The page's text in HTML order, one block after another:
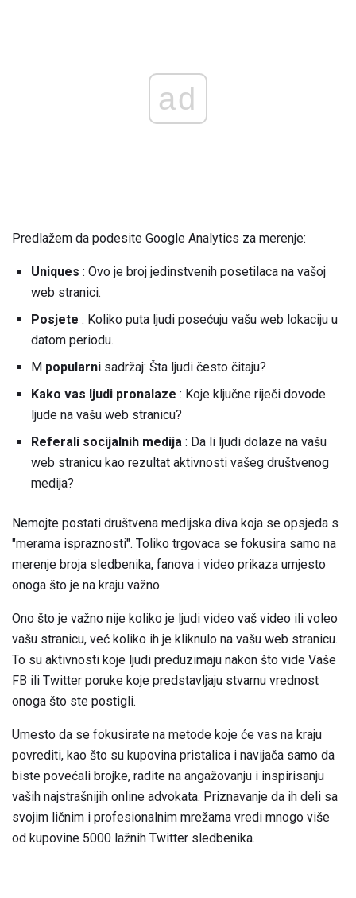
ad
Predlažem da podesite Google Analytics za merenje:
Uniques : Ovo je broj jedinstvenih posetilaca na vašoj
web stranici.
Posjete : Koliko puta ljudi posećuju vašu web lokaciju u
datom periodu.
M popularni sadržaj: Šta ljudi često čitaju?
Kako vas ljudi pronalaze : Koje ključne riječi dovode
ljude na vašu web stranicu?
Referali socijalnih medija : Da li ljudi dolaze na vašu
web stranicu kao rezultat aktivnosti vašeg društvenog
medija?
Nemojte postati društvena medijska diva koja se opsjeda s
"merama ispraznosti". Toliko trgovaca se fokusira samo na
merenje broja sledbenika, fanova i video prikaza umjesto
onoga što je na kraju važno.
Ono što je važno nije koliko je ljudi video vaš video ili voleo
vašu stranicu, već koliko ih je kliknulo na vašu web stranicu.
To su aktivnosti koje ljudi preduzimaju nakon što vide Vaše
FB ili Twitter poruke koje predstavljaju stvarnu vrednost
onoga što ste postigli.
Umesto da se fokusirate na metode koje će vas na kraju
povrediti, kao što su kupovina pristalica i navijača samo da
biste povećali brojke, radite na angažovanju i inspirisanju
vaših najstrašnijih online advokata. Priznavanje da ih deli sa
svojim ličnim i profesionalnim mrežama vredi mnogo više
od kupovine 5000 lažnih Twitter sledbenika.